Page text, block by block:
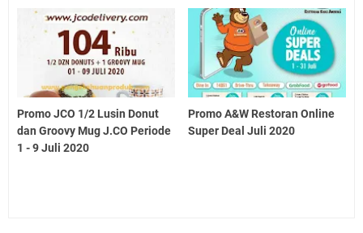
Promo JCO 1/2 Lusin Donut
dan Groovy Mug J.CO Periode
1 - 9 Juli 2020
Promo A&W Restoran Online
Super Deal Juli 2020